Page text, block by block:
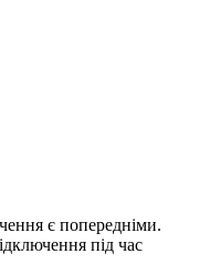
є попередніми.
під час